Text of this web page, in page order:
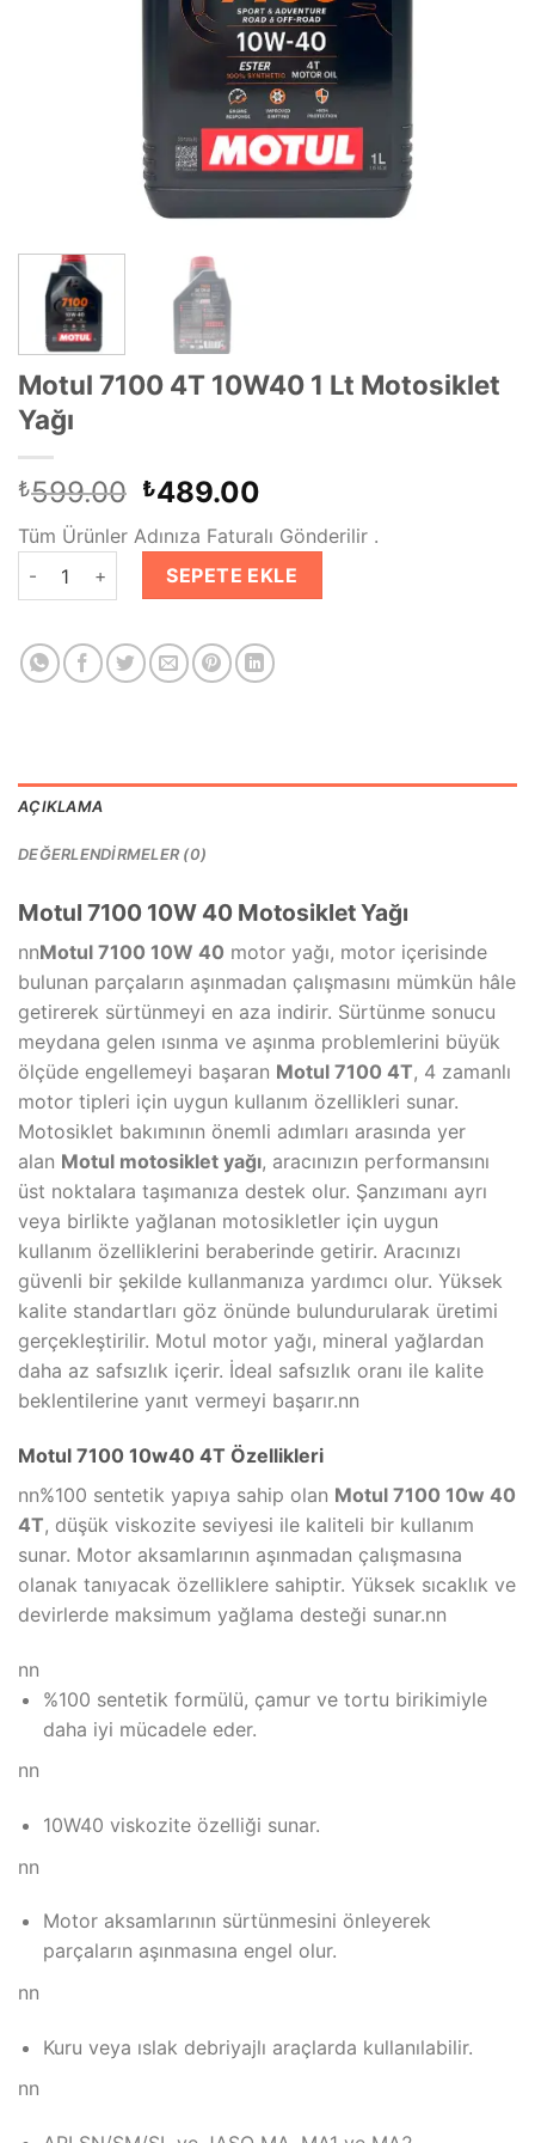
Motul 7100 4T 10W40 1 Lt Motosiklet
Yağı
₺599.00 Orijinal
fiyat:
₺599.00.
₺489.00
andaki
fiyat:
₺489.00.
Tüm Ürünler Adınıza Faturalı Gönderilir .
Motul 7100 4T 10W40 1 Lt Motosiklet Yağı adet
SEPETE EKLE
AÇIKLAMA
DEĞERLENDIRMELER (0)
Motul 7100 10W 40 Motosiklet Yağı
nnMotul 7100 10W 40 motor yağı, motor içerisinde
bulunan parçaların aşınmadan çalışmasını mümkün hâle
getirerek sürtünmeyi en aza indirir. Sürtünme sonucu
meydana gelen ısınma ve aşınma problemlerini büyük
ölçüde engellemeyi başaran Motul 7100 4T, 4 zamanlı
motor tipleri için uygun kullanım özellikleri sunar.
Motosiklet bakımının önemli adımları arasında yer
alan Motul motosiklet yağı, aracınızın performansını
üst noktalara taşımanıza destek olur. Şanzımanı ayrı
veya birlikte yağlanan motosikletler için uygun
kullanım özelliklerini beraberinde getirir. Aracınızı
güvenli bir şekilde kullanmanıza yardımcı olur. Yüksek
kalite standartları göz önünde bulundurularak üretimi
gerçekleştirilir. Motul motor yağı, mineral yağlardan
daha az safsızlık içerir. İdeal safsızlık oranı ile kalite
beklentilerine yanıt vermeyi başarır.nn
Motul 7100 10w40 4T Özellikleri
nn%100 sentetik yapıya sahip olan Motul 7100 10w 40
4T, düşük viskozite seviyesi ile kaliteli bir kullanım
sunar. Motor aksamlarının aşınmadan çalışmasına
olanak tanıyacak özelliklere sahiptir. Yüksek sıcaklık ve
devirlerde maksimum yağlama desteği sunar.nn
nn
%100 sentetik formülü, çamur ve tortu birikimiyle
daha iyi mücadele eder.
nn
10W40 viskozite özelliği sunar.
nn
Motor aksamlarının sürtünmesini önleyerek
parçaların aşınmasına engel olur.
nn
Kuru veya ıslak debriyajlı araçlarda kullanılabilir.
nn